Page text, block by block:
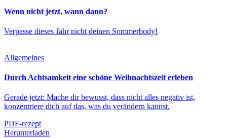
Wenn nicht jetzt, wann dann?
Verpasse dieses Jahr nicht deinen Sommerbody!
Allgemeines
Durch Achtsamkeit eine schöne Weihnachtszeit erleben
Gerade jetzt: Mache dir bewusst, dass nicht alles negativ ist,
konzentriere dich auf das, was du verändern kannst.
PDF-rezept
Herunterladen